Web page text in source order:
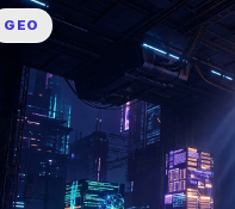
GEO